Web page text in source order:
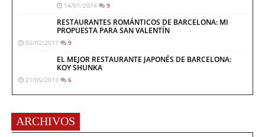
14/01/2014 9
RESTAURANTES ROMÁNTICOS DE BARCELONA: MI
PROPUESTA PARA SAN VALENTÍN
02/02/2017 9
EL MEJOR RESTAURANTE JAPONÉS DE BARCELONA:
KOY SHUNKA
21/05/2013 6
ARCHIVOS